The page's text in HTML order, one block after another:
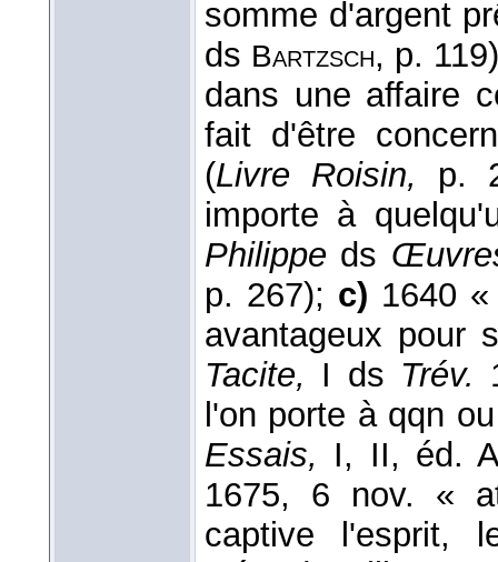
somme d'argent
ds Bartzsch, p.
dans une affaire
fait d'être
(Livre Roisin, p.
importe à
Philippe ds
p. 267); c) 1640
avantageux pour
Tacite, I ds Trév.
l'on porte à qqn
Essais, I, II, éd.
1675, 6 nov. «
captive